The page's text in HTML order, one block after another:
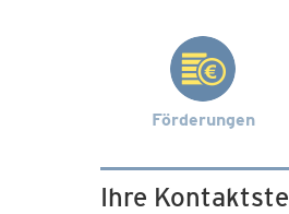
Förderungen
Ihre